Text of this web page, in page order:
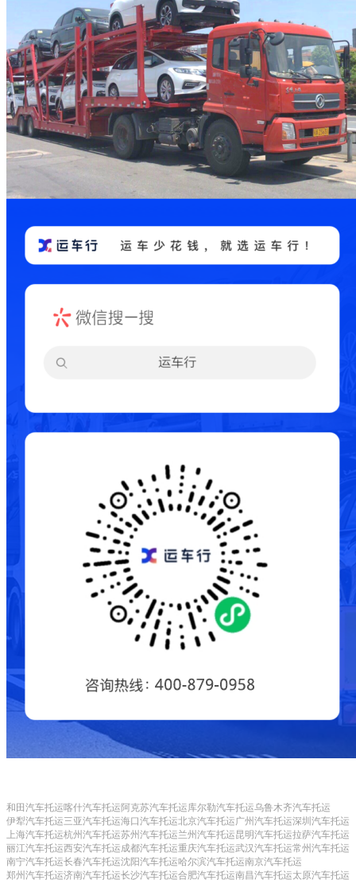
和田汽车托运喀什汽车托运阿克苏汽车托运库尔勒汽车托运乌鲁木齐汽车托运
伊犁汽车托运三亚汽车托运海口汽车托运北京汽车托运广州汽车托运深圳汽车托运
上海汽车托运杭州汽车托运苏州汽车托运兰州汽车托运昆明汽车托运拉萨汽车托运
丽江汽车托运西安汽车托运成都汽车托运重庆汽车托运武汉汽车托运常州汽车托运
南宁汽车托运长春汽车托运沈阳汽车托运哈尔滨汽车托运南京汽车托运
郑州汽车托运济南汽车托运长沙汽车托运合肥汽车托运南昌汽车托运太原汽车托运